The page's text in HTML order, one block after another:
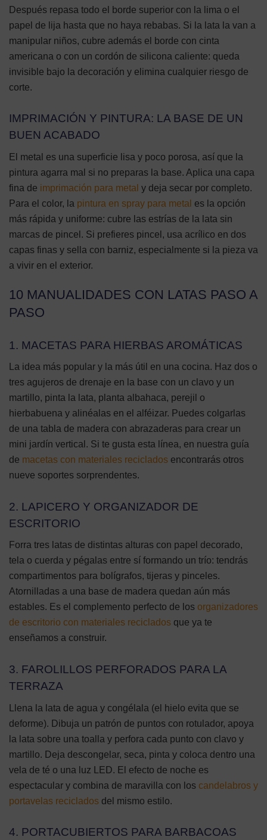
Después repasa todo el borde superior con la lima o el
papel de lija hasta que no haya rebabas. Si la lata la van a
manipular niños, cubre además el borde con cinta
americana o con un cordón de silicona caliente: queda
invisible bajo la decoración y elimina cualquier riesgo de
corte.
IMPRIMACIÓN Y PINTURA: LA BASE DE UN
BUEN ACABADO
El metal es una superficie lisa y poco porosa, así que la
pintura agarra mal si no preparas la base. Aplica una capa
fina de imprimación para metal y deja secar por completo.
Para el color, la pintura en spray para metal es la opción
más rápida y uniforme: cubre las estrías de la lata sin
marcas de pincel. Si prefieres pincel, usa acrílico en dos
capas finas y sella con barniz, especialmente si la pieza va
a vivir en el exterior.
10 MANUALIDADES CON LATAS PASO A
PASO
1. MACETAS PARA HIERBAS AROMÁTICAS
La idea más popular y la más útil en una cocina. Haz dos o
tres agujeros de drenaje en la base con un clavo y un
martillo, pinta la lata, planta albahaca, perejil o
hierbabuena y alinéalas en el alféizar. Puedes colgarlas
de una tabla de madera con abrazaderas para crear un
mini jardín vertical. Si te gusta esta línea, en nuestra guía
de macetas con materiales reciclados encontrarás otros
nueve soportes sorprendentes.
2. LAPICERO Y ORGANIZADOR DE
ESCRITORIO
Forra tres latas de distintas alturas con papel decorado,
tela o cuerda y pégalas entre sí formando un trío: tendrás
compartimentos para bolígrafos, tijeras y pinceles.
Atornilladas a una base de madera quedan aún más
estables. Es el complemento perfecto de los organizadores
de escritorio con materiales reciclados que ya te
enseñamos a construir.
3. FAROLILLOS PERFORADOS PARA LA
TERRAZA
Llena la lata de agua y congélala (el hielo evita que se
deforme). Dibuja un patrón de puntos con rotulador, apoya
la lata sobre una toalla y perfora cada punto con clavo y
martillo. Deja descongelar, seca, pinta y coloca dentro una
vela de té o una luz LED. El efecto de noche es
espectacular y combina de maravilla con los candelabros y
portavelas reciclados del mismo estilo.
4. PORTACUBIERTOS PARA BARBACOAS